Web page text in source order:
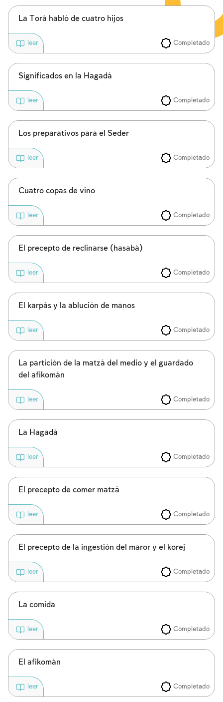
La Torá habló de cuatro hijos
Completado
leer
Significados en la Hagadá
Completado
leer
Los preparativos para el Seder
Completado
leer
Cuatro copas de vino
Completado
leer
El precepto de reclinarse (hasabá)
Completado
leer
El karpás y la ablución de manos
Completado
leer
La partición de la matzá del medio y el guardado
del afikomán
Completado
leer
La Hagadá
Completado
leer
El precepto de comer matzá
Completado
leer
El precepto de la ingestión del maror y el korej
Completado
leer
La comida
Completado
leer
El afikomán
Completado
leer
Inscripcion requerida
Para marcar lo estudiado debe conectarse
a su cuenta o inscribirse.